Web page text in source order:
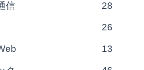
信 28
26
13